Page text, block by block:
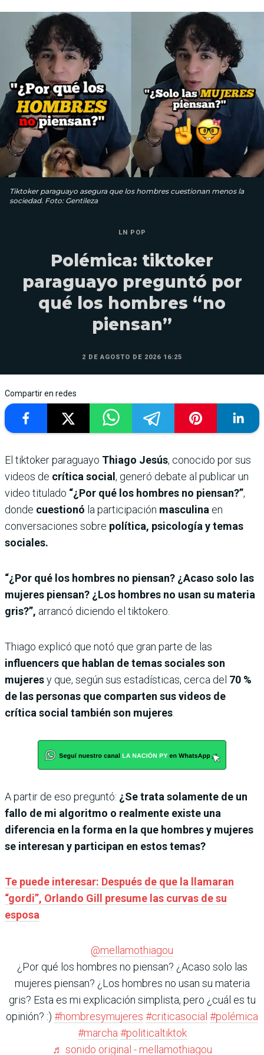
Tiktoker paraguayo asegura que los hombres cuestionan menos la
sociedad. Foto: Gentileza
LN POP
Polémica: tiktoker
paraguayo preguntó por
qué los hombres “no
piensan”
2 DE AGOSTO DE 2026 16:25
Compartir en redes
El tiktoker paraguayo Thiago Jesús, conocido por sus
videos de crítica social , generó debate al publicar un
video titulado “¿Por qué los hombres no piensan?”,
donde cuestionó la participación masculina en
conversaciones sobre política, psicología y temas
sociales.
“¿Por qué los hombres no piensan? ¿Acaso solo las
mujeres piensan? ¿Los hombres no usan su materia
gris?”, arrancó diciendo el tiktokero.
Thiago explicó que notó que gran parte de las
influencers que hablan de temas sociales son
mujeresy que, según sus estadísticas, cerca del 70 %
de las personas que comparten sus videos de
crítica social también son mujeres.
A partir de eso preguntó: ¿Se trata solamente de un
fallo de mi algoritmo o realmente existe una
diferencia en la forma en la que hombres y mujeres
se interesan y participan en estos temas?
Te puede interesar: Después de que la llamaran
“gordi”, Orlando Gill presume las curvas de su
esposa
@mellamothiagou
¿Por qué los hombres no piensan? ¿Acaso solo las
mujeres piensan? ¿Los hombres no usan su materia
gris? Esta es mi explicación simplista, pero ¿cuál es tu
opinión? :) #hombresymujeres #criticasocial #polémica
#marcha #politicaltiktok
♬ sonido original - mellamothiagou